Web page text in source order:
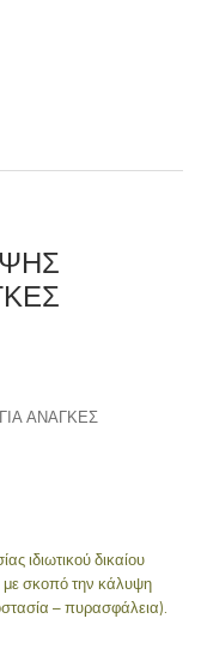
ΑΝΑΓΚΕΣ
ιδιωτικού δικαίου
με σκοπό την κάλυψη
– πυρασφάλεια).